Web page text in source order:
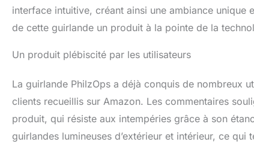
interface intuitive, créant ainsi une ambiance
de cette guirlande un produit à la pointe de la
Un produit plébiscité par les utilisateurs
La guirlande PhilzOps a déjà conquis de nombreux
clients recueillis sur Amazon. Les commentaires
produit, qui résiste aux intempéries grâce à son
guirlandes lumineuses d’extérieur et intérieur, ce